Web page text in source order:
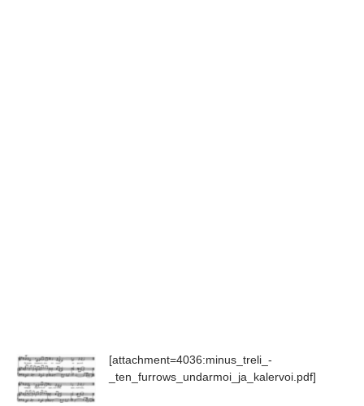
[attachment=4036:minus_treli_-
_ten_furrows_undarmoi_ja_kalervoi.pdf]